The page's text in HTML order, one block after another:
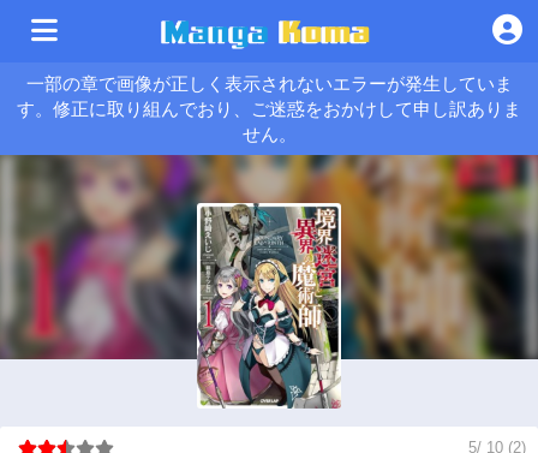
一部の章で画像が正しく表示されないエラーが発生していま
す。修正に取り組んでおり、ご迷惑をおかけして申し訳ありま
せん。
5/ 10 (2)